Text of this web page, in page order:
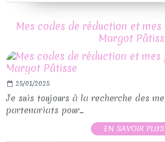
Mes codes de réduction et
Margot
25/01/2025
Je suis toujours à la recherche des
partenariats pour...
EN SAVOIR PLUS